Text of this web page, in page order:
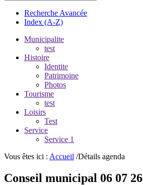
Recherche Avancée
Index (A-Z)
Municipalite
test
Histoire
Identite
Patrimoine
Photos
Tourisme
test
Loisirs
Test
Service
Service 1
Vous êtes ici : Accueil /Détails agenda
Conseil municipal 06 07 26